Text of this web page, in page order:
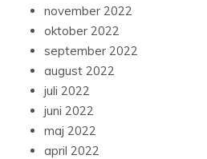
november 2022
oktober 2022
september 2022
august 2022
juli 2022
juni 2022
maj 2022
april 2022